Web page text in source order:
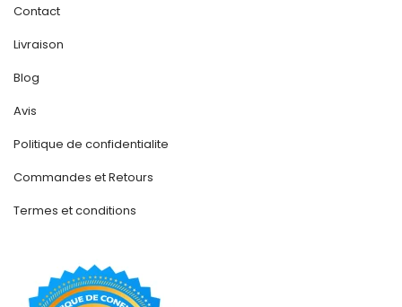
Contact
Livraison
Blog
Avis
Politique de confidentialite
Commandes et Retours
Termes et conditions